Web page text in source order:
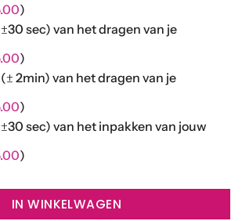
)
sec) van het dragen van je
)
2min) van het dragen van je
)
sec) van het inpakken van jouw
)
IN WINKELWAGEN